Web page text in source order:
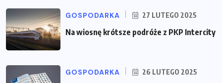
GOSPODARKA 27 LUTEGO 2025
Na wiosnę krótsze podróże z PKP Intercity
GOSPODARKA 26 LUTEGO 2025